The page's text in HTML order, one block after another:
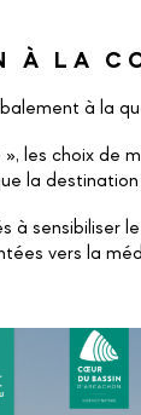
À LA
à la
les choix de
la destination
à sensibiliser
vers la